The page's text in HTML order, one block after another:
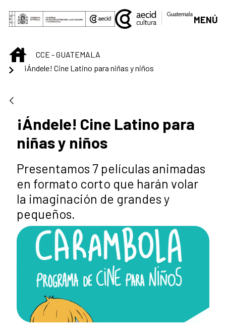
Saltar al contenido principal
MENÚ
INICIOCCE - GUATEMALA
¡Ándele! Cine Latino para niñas y niños
¡Ándele! Cine Latino para
niñas y niños
Presentamos 7 películas animadas
en formato corto que harán volar
la imaginación de grandes y
pequeños.